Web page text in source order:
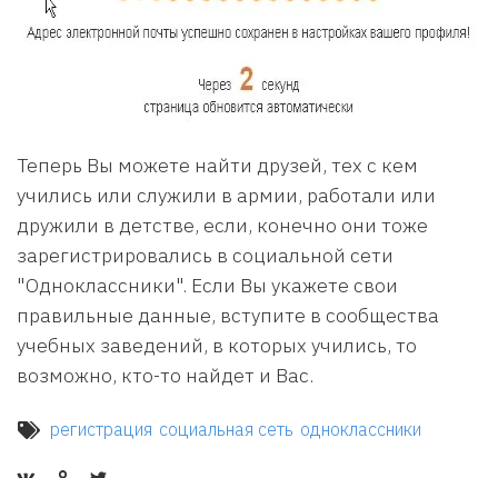
Теперь Вы можете найти друзей, тех с кем
учились или служили в армии, работали или
дружили в детстве, если, конечно они тоже
зарегистрировались в социальной сети
"Одноклассники". Если Вы укажете свои
правильные данные, вступите в сообщества
учебных заведений, в которых учились, то
возможно, кто-то найдет и Вас.
регистрация социальная сеть одноклассники